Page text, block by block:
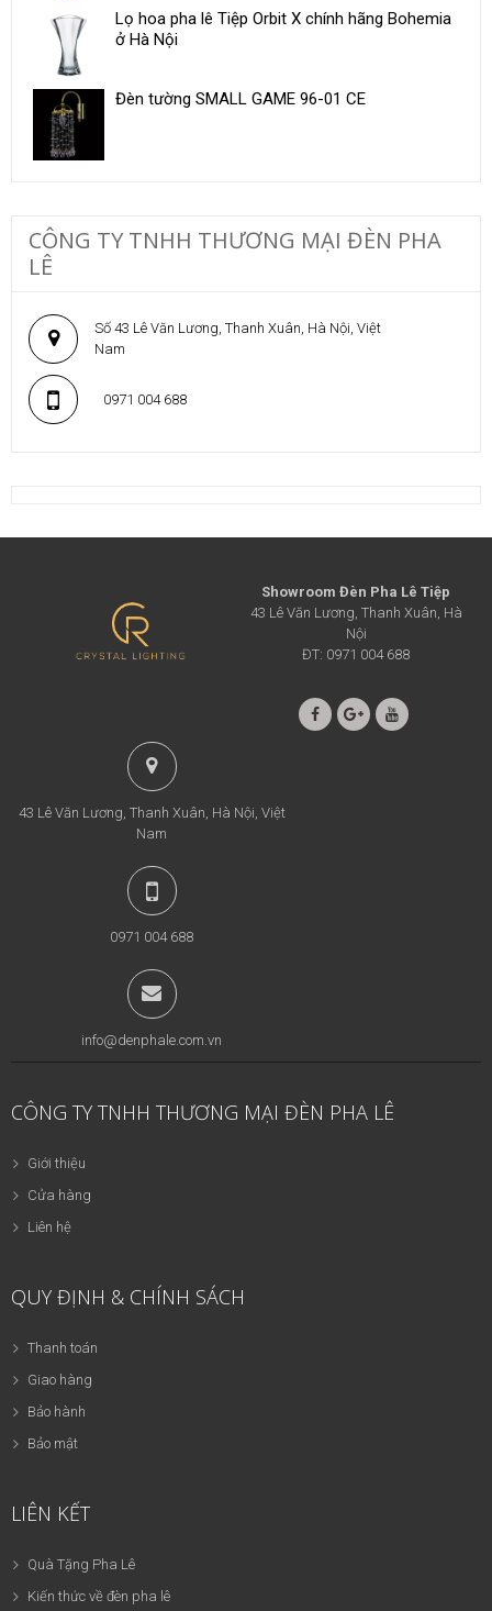
Lọ hoa pha lê Tiệp Orbit X chính hãng Bohemia
ở Hà Nội
Đèn tường SMALL GAME 96-01 CE
CÔNG TY TNHH THƯƠNG MẠI ĐÈN PHA
LÊ
Số 43 Lê Văn Lương, Thanh Xuân, Hà Nội, Việt
Nam
0971 004 688
Showroom Đèn Pha Lê Tiệp
43 Lê Văn Lương, Thanh Xuân, Hà
Nội
ĐT: 0971 004 688
43 Lê Văn Lương, Thanh Xuân, Hà Nội, Việt
Nam
0971 004 688
info@denphale.com.vn
CÔNG TY TNHH THƯƠNG MẠI ĐÈN PHA LÊ
Giới thiệu
Cửa hàng
Liên hệ
QUY ĐỊNH & CHÍNH SÁCH
Thanh toán
Giao hàng
Bảo hành
Bảo mật
LIÊN KẾT
Quà Tặng Pha Lê
Kiến thức về đèn pha lê